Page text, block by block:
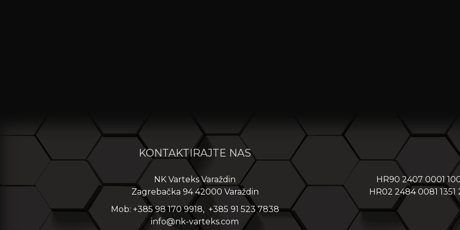
KONTAKTIRAJTE NAS
NK Varteks Varaždin
Zagrebačka 94 42000 Varaždin
Mob: +385 98 170 9918, +385 91 523 7838
info@nk-varteks.com
HR90 2407 0001
HR02 2484 0081 1351